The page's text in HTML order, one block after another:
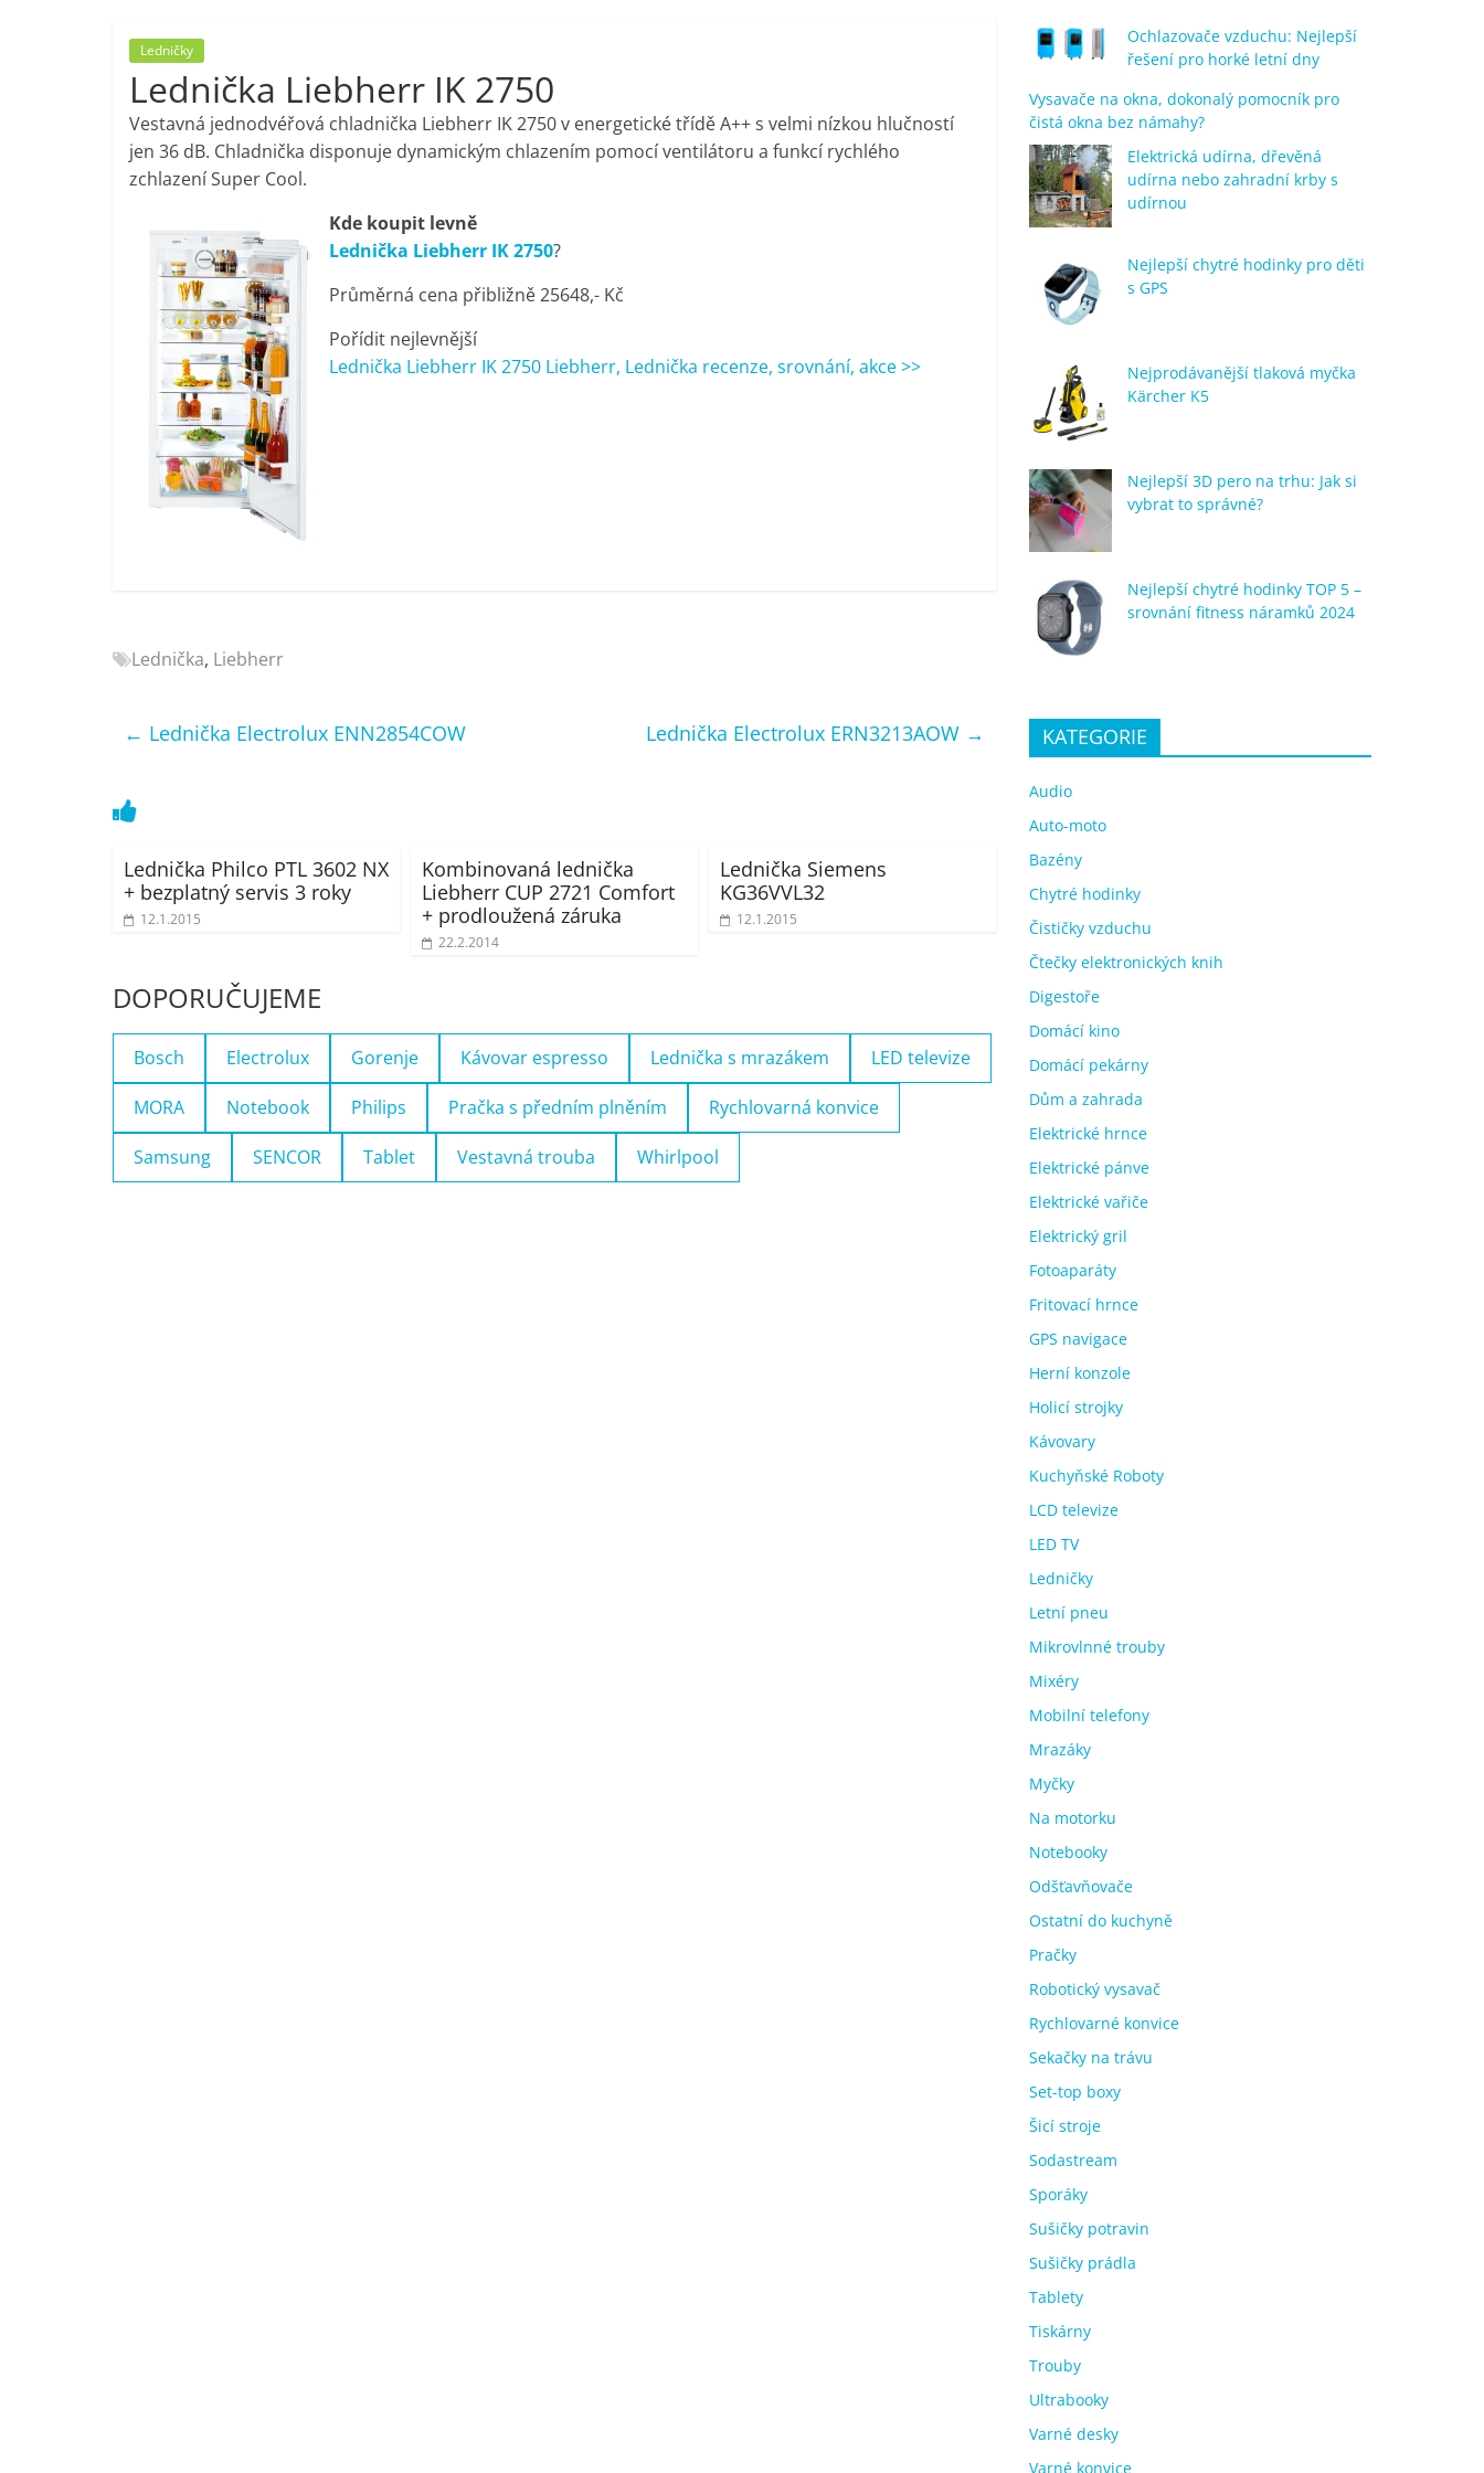
porovnání,
pračky,
televize,
notebooky,
mobilní
telefony,
kávovary,
bazény
recenze,
notebooky,
kávovary,
Ledničky
Lednička Liebherr IK 2750
Vestavná jednodvéřová chladnička Liebherr IK 2750 v energetické třídě A++ s velmi nízkou hlučností
jen 36 dB. Chladnička disponuje dynamickým chlazením pomocí ventilátoru a funkcí rychlého
zchlazení Super Cool.
Kde koupit levně
Lednička Liebherr IK 2750?
Průměrná cena přibližně 25648,- Kč
Pořídit nejlevnější
Lednička Liebherr IK 2750 Liebherr, Lednička recenze, srovnání, akce >>
Lednička, Liebherr
← Lednička Electrolux ENN2854COW Lednička Electrolux ERN3213AOW →
Lednička Philco PTL 3602 NX
+ bezplatný servis 3 roky
12.1.2015
Kombinovaná lednička
Liebherr CUP 2721 Comfort
+ prodloužená záruka
22.2.2014
Lednička Siemens
KG36VVL32
12.1.2015
DOPORUČUJEME
Bosch Electrolux Gorenje Kávovar espresso Lednička s mrazákem LED televize
MORA Notebook Philips Pračka s předním plněním Rychlovarná konvice
Samsung SENCOR Tablet Vestavná trouba Whirlpool
Ochlazovače vzduchu: Nejlepší
řešení pro horké letní dny
Vysavače na okna, dokonalý pomocník pro
čistá okna bez námahy?
Elektrická udírna, dřevěná
udírna nebo zahradní krby s
udírnou
Nejlepší chytré hodinky pro děti
s GPS
Nejprodávanější tlaková myčka
Kärcher K5
Nejlepší 3D pero na trhu: Jak si
vybrat to správné?
Nejlepší chytré hodinky TOP 5 –
srovnání fitness náramků 2024
KATEGORIE
Audio
Auto-moto
Bazény
Chytré hodinky
Čističky vzduchu
Čtečky elektronických knih
Digestoře
Domácí kino
Domácí pekárny
Dům a zahrada
Elektrické hrnce
Elektrické pánve
Elektrické vařiče
Elektrický gril
Fotoaparáty
Fritovací hrnce
GPS navigace
Herní konzole
Holicí strojky
Kávovary
Kuchyňské Roboty
LCD televize
LED TV
Ledničky
Letní pneu
Mikrovlnné trouby
Mixéry
Mobilní telefony
Mrazáky
Myčky
Na motorku
Notebooky
Odšťavňovače
Ostatní do kuchyně
Pračky
Robotický vysavač
Rychlovarné konvice
Sekačky na trávu
Set-top boxy
Šicí stroje
Sodastream
Sporáky
Sušičky potravin
Sušičky prádla
Tablety
Tiskárny
Trouby
Ultrabooky
Varné desky
Varné konvice